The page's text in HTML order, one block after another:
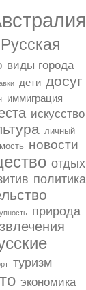
Русская
виды города
дети досуг
иммиграция
искусство
личный
новости
отдых
политика
природа
туризм
экономика